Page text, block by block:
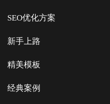
SEO优化方案
新手上路
精美模板
经典案例